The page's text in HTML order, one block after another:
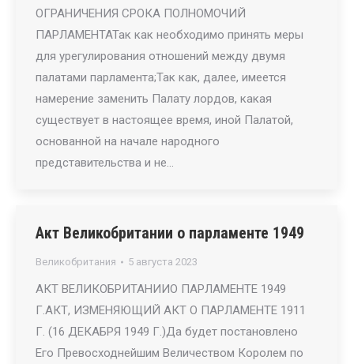
ОГРАНИЧЕНИЯ СРОКА ПОЛНОМОЧИЙ
ПАРЛАМЕНТАТак как необходимо принять меры
для урегулирования отношений между двумя
палатами парламента;Так как, далее, имеется
намерение заменить Палату лордов, какая
существует в настоящее время, иной Палатой,
основанной на начале народного
представительства и не…
Акт Великобритании о парламенте 1949
Великобритания 5 августа 2023
АКТ ВЕЛИКОБРИТАНИИО ПАРЛАМЕНТЕ 1949
Г.АКТ, ИЗМЕНЯЮЩИЙ АКТ О ПАРЛАМЕНТЕ 1911
Г. (16 ДЕКАБРЯ 1949 Г.)Да будет постановлено
Его Превосходнейшим Величеством Королем по